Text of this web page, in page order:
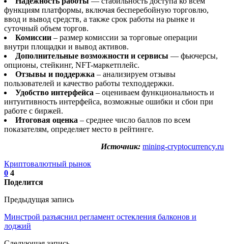
функциям платформы, включая бесперебойную торговлю,
ввод и вывод средств, а также срок работы на рынке и
суточный объем торгов.
Комиссии – размер комиссии за торговые операции
внутри площадки и вывод активов.
Дополнительные возможности и сервисы — фьючерсы,
опционы, стейкинг, NFT-маркетплейс.
Отзывы и поддержка – анализируем отзывы
пользователей и качество работы техподдержки.
Удобство интерфейса – оцениваем функциональность и
интуитивность интерфейса, возможные ошибки и сбои при
работе с биржей.
Итоговая оценка – среднее число баллов по всем
показателям, определяет место в рейтинге.
Источник: mining-cryptocurrency.ru
Криптовалютный рынок
0 4
Поделится
Предыдущая запись
Минстрой разъяснил регламент остекления балконов и
лоджий